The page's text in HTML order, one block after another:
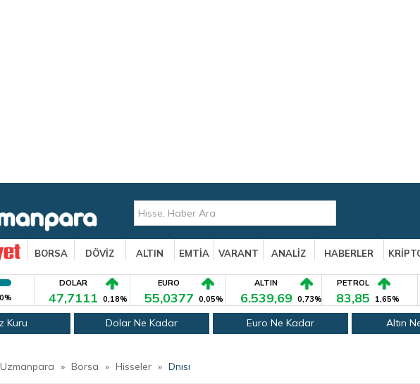
BORSA DÖVİZ ALTIN EMTİA VARANT ANALİZ HABERLER
DOLAR
47,7111 0,18%
EURO
55,0377 0,05%
ALTIN
6.539,69 0,73%
PETROL
83,85 1,65%
Kuru Dolar Ne Kadar Euro Ne Kadar Altın
Uzmanpara » Borsa » Hisseler » Dnısı